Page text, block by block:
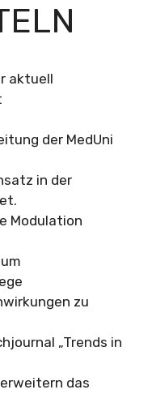
aktuell
der MedUni
in der
Modulation
zu
„Trends in
das